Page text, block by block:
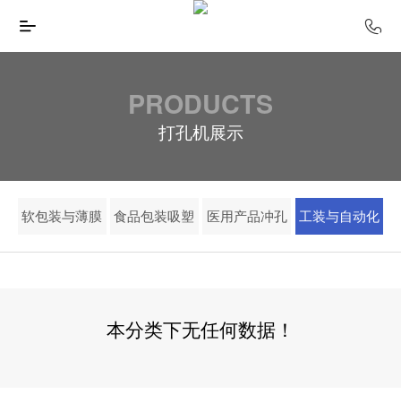
PRODUCTS
打孔机展示
软包装与薄膜 食品包装吸塑 医用产品冲孔 工装与自动化
本分类下无任何数据！